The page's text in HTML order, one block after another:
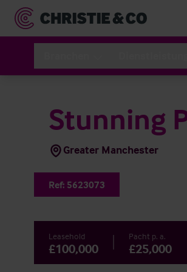
Stunning
Greater Manchester
Ref: 5623073
Leasehold
£100,000
Pacht p. a.
£25,000